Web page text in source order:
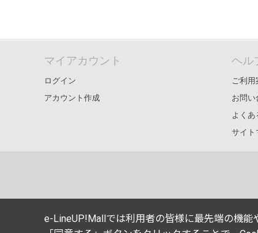
マイアカウント
ログイン
アカウント作成
ヘル
ご利用
お問い
よくあ
サイト
e-LineUP!Mallでは利用者の皆様に最先端の機能